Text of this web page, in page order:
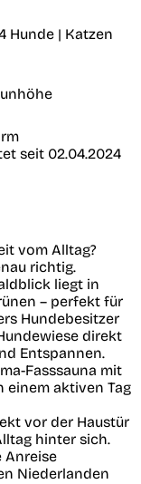
Hunde | Katzen
seit 02.04.2024
vom Alltag?
richtig.
liegt in
– perfekt für
Hundebesitzer
direkt
Entspannen.
Fasssauna mit
einem aktiven Tag
vor der Haustür
hinter sich.
Anreise
Niederlanden